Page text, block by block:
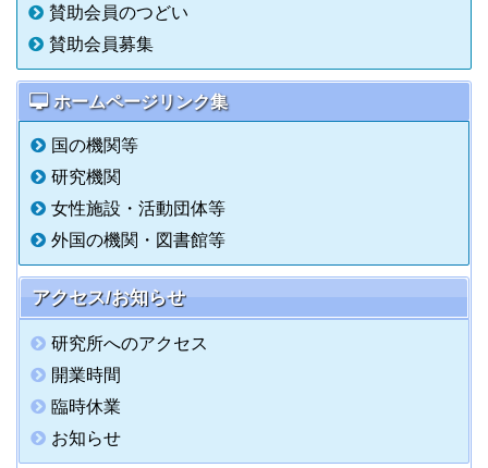
賛助会員のつどい
賛助会員募集
ホームページリンク集
国の機関等
研究機関
女性施設・活動団体等
外国の機関・図書館等
アクセス/お知らせ
研究所へのアクセス
開業時間
臨時休業
お知らせ